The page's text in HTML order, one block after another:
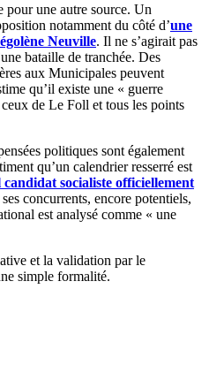
pour une autre source. Un
notamment du côté d’une
Neuville. Il ne s’agirait pas
bataille de tranchée. Des
aux Municipales peuvent
qu’il existe une « guerre
de Le Foll et tous les points
politiques sont également
qu’un calendrier resserré est
candidat socialiste officiellement
concurrents, encore potentiels,
est analysé comme « une
et la validation par le
simple formalité.